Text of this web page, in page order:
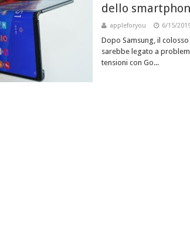
dello
appleforyou 6/15/
Dopo Samsung, il
sarebbe legato a
tensioni con Go...